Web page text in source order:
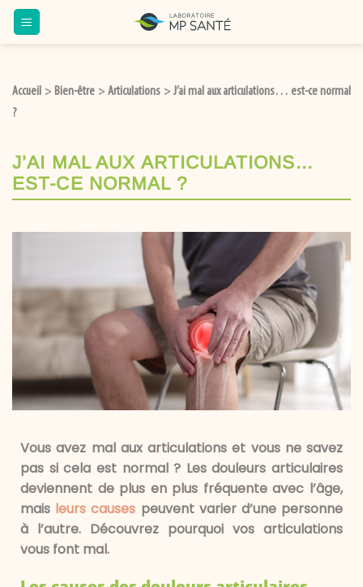
Accueil > Bien-être > Articulations > J’ai mal aux articulations… est-ce normal
?
J’AI MAL AUX ARTICULATIONS…
EST-CE NORMAL ?
Vous avez mal aux articulations et vous ne savez
pas si cela est normal ? Les douleurs articulaires
deviennent de plus en plus fréquente avec l’âge,
mais leurs causes peuvent varier d’une personne
à l’autre. Découvrez pourquoi vos articulations
vous font mal.